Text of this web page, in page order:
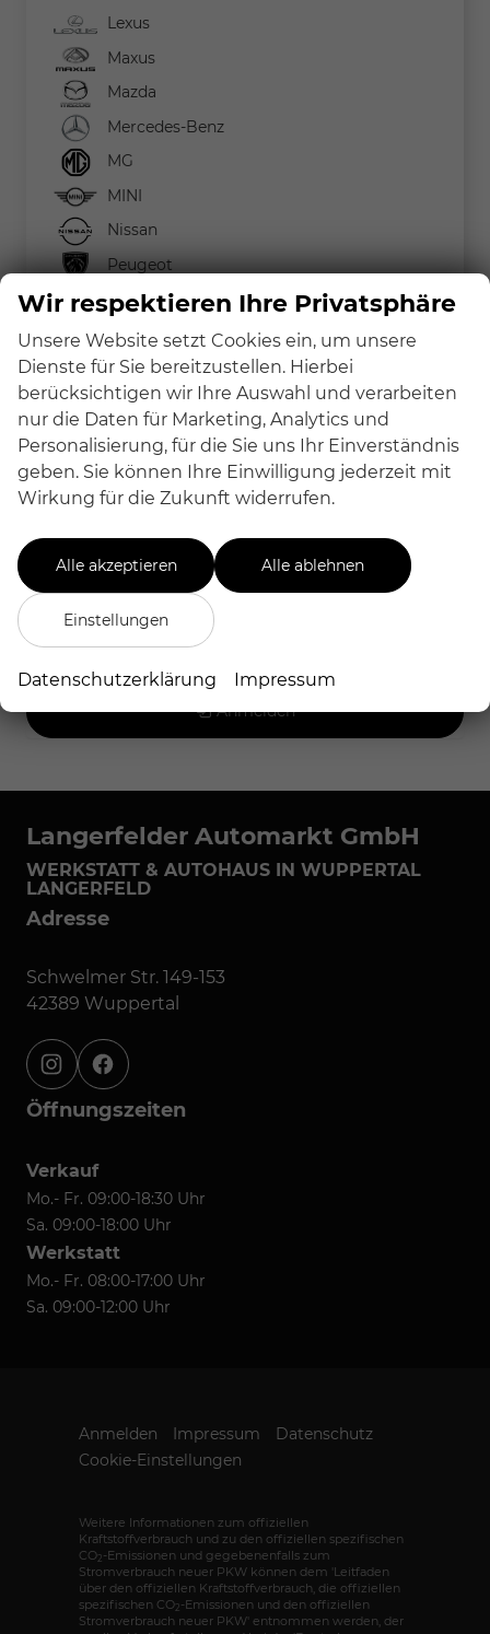
Lexus
Maxus
Mazda
Mercedes-Benz
MG
MINI
Nissan
Peugeot
Renault
Seat
Skoda
Kamiq
Karoq
Suzuki
Toyota
Volkswagen
Volvo
Geparkte Fahrzeuge (
Anmelden
Langerfelder Automarkt GmbH
WERKSTATT & AUTOHAUS IN WUPPERTAL
LANGERFELD
Adresse
Schwelmer Str. 149-153
42389 Wuppertal
instagramfacebook
Öffnungszeiten
Verkauf
Mo.- Fr. 09:00-18:30 Uhr
Sa. 09:00-18:00 Uhr
Werkstatt
Mo.- Fr. 08:00-17:00 Uhr
Sa. 09:00-12:00 Uhr
Anmelden Impressum
Datenschutz
Cookie-Einstellungen
Weitere Informationen zum offiziellen
Kraftstoffverbrauch und zu den offiziellen spezifischen
CO2 -Emissionen und gegebenenfalls zum
Stromverbrauch neuer PKW können dem 'Leitfaden
über den offiziellen Kraftstoffverbrauch, die offiziellen
spezifischen CO2 -Emissionen und den offiziellen
Stromverbrauch neuer PKW' entnommen werden, der
Wir respektieren Ihre Privatsphäre
Unsere Website setzt Cookies ein, um unsere
Dienste für Sie bereitzustellen. Hierbei
berücksichtigen wir Ihre Auswahl und verarbeiten
nur die Daten für Marketing, Analytics und
Personalisierung, für die Sie uns Ihr Einverständnis
geben. Sie können Ihre Einwilligung jederzeit mit
Wirkung für die Zukunft widerrufen.
Alle akzeptieren Alle ablehnen
Einstellungen
Datenschutzerklärung Impressum